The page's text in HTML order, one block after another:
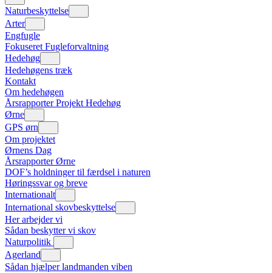
Naturbeskyttelse
Arter
Engfugle
Fokuseret Fugleforvaltning
Hedehøg
Hedehøgens træk
Kontakt
Om hedehøgen
Årsrapporter Projekt Hedehøg
Ørne
GPS ørn
Om projektet
Ørnens Dag
Årsrapporter Ørne
DOF’s holdninger til færdsel i naturen
Høringssvar og breve
Internationalt
International skovbeskyttelse
Her arbejder vi
Sådan beskytter vi skov
Naturpolitik
Agerland
Sådan hjælper landmanden viben